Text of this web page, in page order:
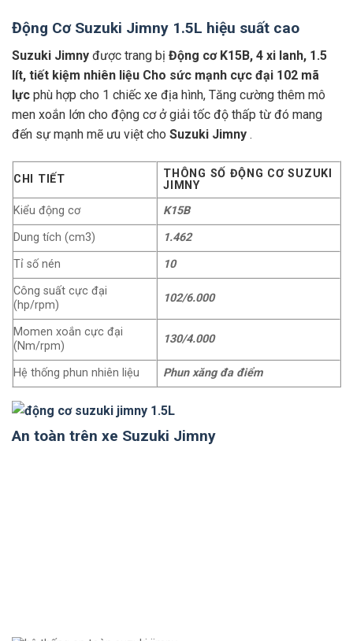
Động Cơ Suzuki Jimny 1.5L hiệu suất cao
Suzuki Jimny được trang bị Động cơ K15B, 4 xi lanh, 1.5
lít, tiết kiệm nhiên liệu Cho sức mạnh cực đại 102 mã
lực phù hợp cho 1 chiếc xe địa hình, Tăng cường thêm mô
men xoắn lớn cho động cơ ở giải tốc độ thấp từ đó mang
đến sự mạnh mẽ ưu việt cho Suzuki Jimny .
CHI TIẾT
THÔNG SỐ ĐỘNG CƠ SUZUKI
JIMNY
Kiểu động cơ
K15B
Dung tích (cm3)
1.462
Tỉ số nén
10
Công suất cực đại
(hp/rpm)
102/6.000
Momen xoắn cực đại
(Nm/rpm)
130/4.000
Hệ thống phun nhiên liệu Phun xăng đa điểm
An toàn trên xe Suzuki Jimny